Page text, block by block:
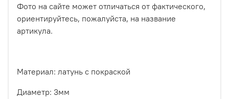
Фото на сайте может отличаться от фактического,
ориентируйтесь, пожалуйста, на название
артикула.
Материал: латунь с покраской
Диаметр: 3мм